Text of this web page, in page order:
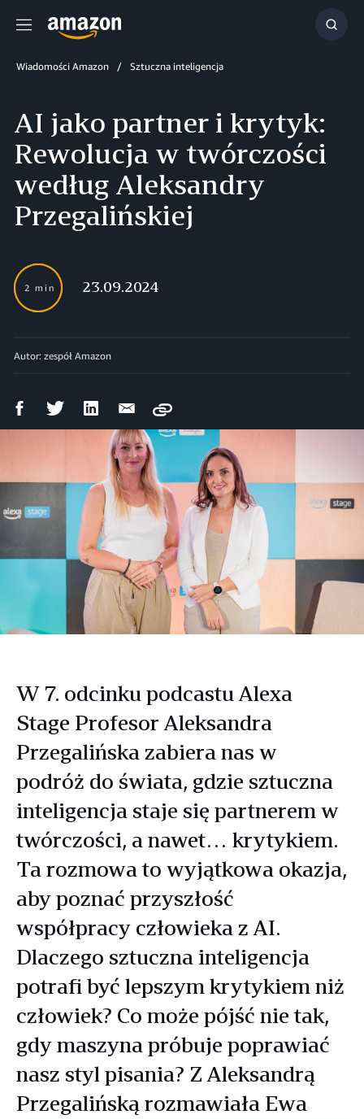
Menu
Wiadomości Amazon Sztuczna inteligencja
AI jako partner i krytyk:
Rewolucja w twórczości
według Aleksandry
Przegalińskiej
2 min 23.09.2024
Autor: zespół Amazon
UdostępnijUdostępnij
Twitterze
Udostępnij
LinkedIn
Wyślij
Copy
W 7. odcinku podcastu Alexa
Stage Profesor Aleksandra
Przegalińska zabiera nas w
podróż do świata, gdzie sztuczna
inteligencja staje się partnerem w
twórczości, a nawet… krytykiem.
Ta rozmowa to wyjątkowa okazja,
aby poznać przyszłość
współpracy człowieka z AI.
Dlaczego sztuczna inteligencja
potrafi być lepszym krytykiem niż
człowiek? Co może pójść nie tak,
gdy maszyna próbuje poprawiać
nasz styl pisania? Z Aleksandrą
Przegalińską rozmawiała Ewa